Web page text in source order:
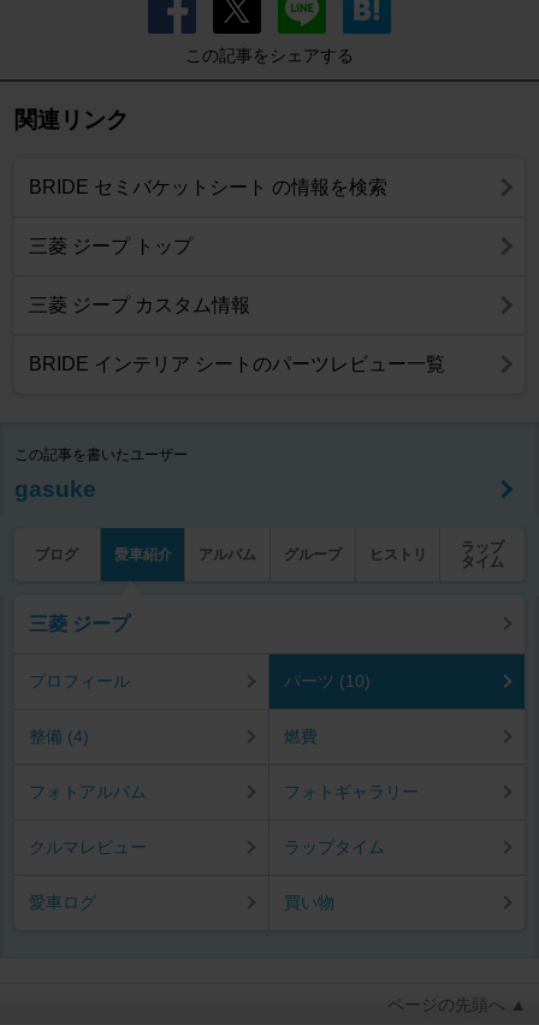
この記事をシェアする
関連リンク
BRIDE セミバケットシート の情報を検索
三菱 ジープ トップ
三菱 ジープ カスタム情報
BRIDE インテリア シートのパーツレビュー一覧
この記事を書いたユーザー
gasuke
ブログ 愛車紹介 アルバム グループ ヒストリ
ラップ
タイム
三菱 ジープ
プロフィール パーツ (10)
整備 (4) 燃費
フォトアルバム フォトギャラリー
クルマレビュー ラップタイム
愛車ログ 買い物
ページの先頭へ ▲